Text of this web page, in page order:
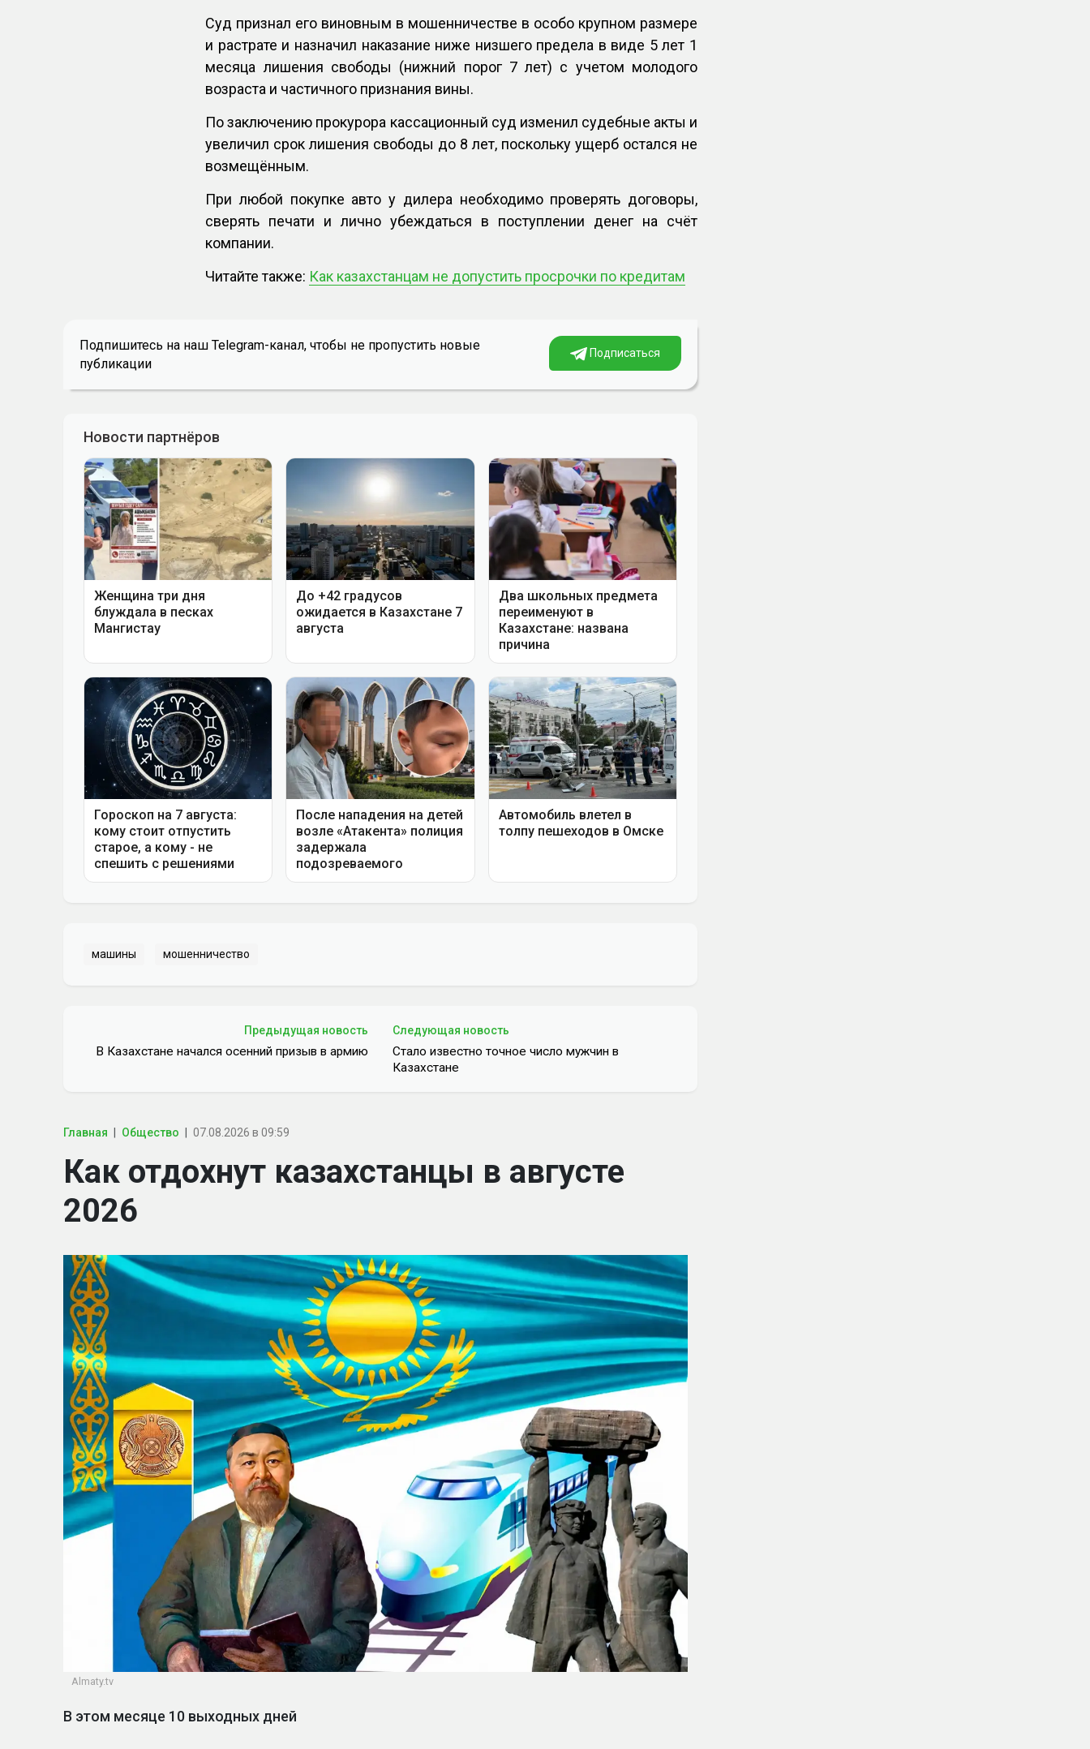
Суд признал его виновным в мошенничестве в особо крупном размере
и растрате и назначил наказание ниже низшего предела в виде 5 лет 1
месяца лишения свободы (нижний порог 7 лет) с учетом молодого
возраста и частичного признания вины.
По заключению прокурора кассационный суд изменил судебные акты и
увеличил срок лишения свободы до 8 лет, поскольку ущерб остался не
возмещённым.
При любой покупке авто у дилера необходимо проверять договоры,
сверять печати и лично убеждаться в поступлении денег на счёт
компании.
Читайте также: Как казахстанцам не допустить просрочки по кредитам
Подпишитесь на наш Telegram-канал, чтобы не пропустить новые
публикации
Подписаться
машины мошенничество
Предыдущая новость
В Казахстане начался осенний призыв в армию
Следующая новость
Стало известно точное число мужчин в
Казахстане
Главная Общество 07.08.2026 в 09:59
Как отдохнут казахстанцы в августе
2026
Almaty.tv
В этом месяце 10 выходных дней